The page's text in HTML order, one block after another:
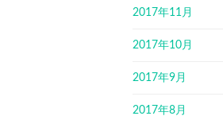
2017年11月
2017年10月
2017年9月
2017年8月